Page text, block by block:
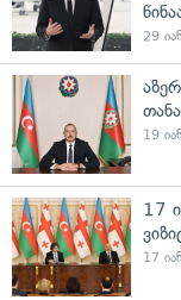
29
19
17
17